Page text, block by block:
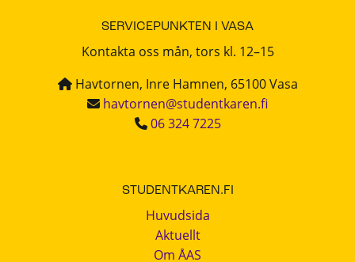
SERVICEPUNKTEN I VASA
Kontakta oss mån, tors kl. 12–15
Havtornen, Inre Hamnen, 65100 Vasa
havtornen@studentkaren.fi
06 324 7225
STUDENTKAREN.FI
Huvudsida
Aktuellt
Om ÅAS